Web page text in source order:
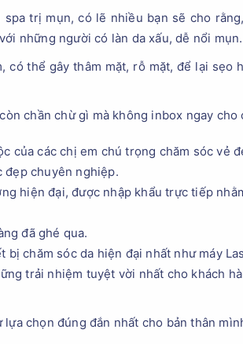
trị mụn, có lẽ nhiều bạn sẽ cho
những người có làn da xấu, dễ nổi mụn.
thể gây thâm mặt, rỗ mặt, để lại sẹo
chần chừ gì mà không inbox ngay cho
của các chị em chú trọng chăm sóc vẻ
đẹp chuyên nghiệp.
hiện đại, được nhập khẩu trực tiếp
đã ghé qua.
chăm sóc da hiện đại nhất như máy
trải nhiệm tuyệt vời nhất cho khách
chọn đúng đắn nhất cho bản thân